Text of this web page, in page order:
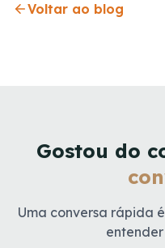
Voltar ao blog
Gostou do
Uma conversa rápida